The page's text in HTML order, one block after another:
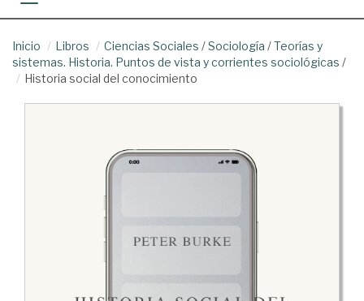
Inicio Libros Ciencias Sociales /Sociología /Teorías y
sistemas. Historia. Puntos de vista y corrientes sociológicas /
Historia social del conocimiento